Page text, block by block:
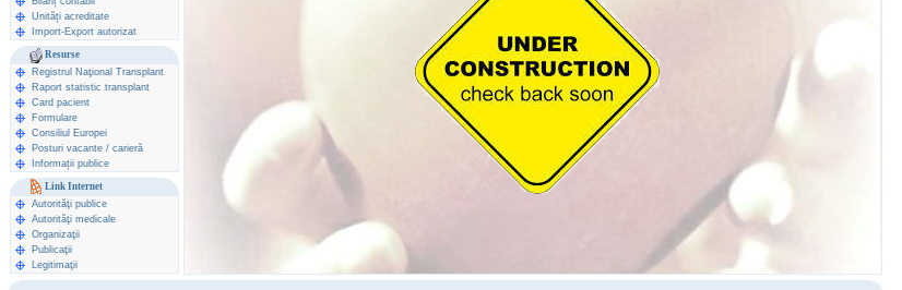
Unități acreditate
Import-Export autorizat
Resurse
Registrul Naţional Transplant
Raport statistic transplant
Card pacient
Formulare
Consiliul Europei
Posturi vacante / carieră
Informații publice
Link Internet
Autorităţi publice
Autorităţi medicale
Organizaţii
Publicaţii
Legitimaţii